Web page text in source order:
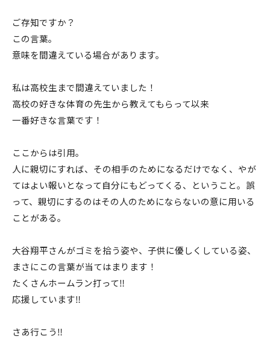
ご存知ですか？
この言葉。
意味を間違えている場合があります。
私は高校生まで間違えていました！
高校の好きな体育の先生から教えてもらって以来
一番好きな言葉です！
ここからは引用。
人に親切にすれば、その相手のためになるだけでなく、やが
てはよい報いとなって自分にもどってくる、ということ。誤
って、親切にするのはその人のためにならないの意に用いる
ことがある。
大谷翔平さんがゴミを拾う姿や、子供に優しくしている姿、
まさにこの言葉が当てはまります！
たくさんホームラン打って‼️
応援しています‼️
さあ行こう‼️